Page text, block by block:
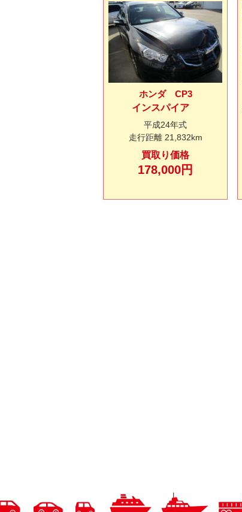
ホンダ CP3
インスパイア
平成24年式
走行距離 21,832km
買取り価格
178,000円